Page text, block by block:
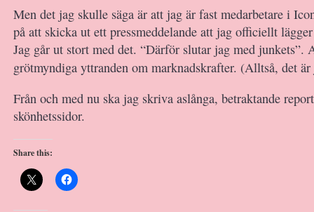
Men det jag skulle säga är att jag är fast medarbetare i
på att skicka ut ett pressmeddelande att jag officiellt
Jag går ut stort med det. “Därför slutar jag med
grötmyndiga yttranden om marknadskrafter. (Alltså, det
Från och med nu ska jag skriva aslånga, betraktande
skönhetssidor.
Share this: